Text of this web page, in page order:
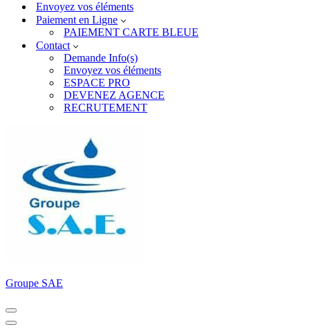
Envoyez vos éléments
Paiement en Ligne
PAIEMENT CARTE BLEUE
Contact
Demande Info(s)
Envoyez vos éléments
ESPACE PRO
DEVENEZ AGENCE
RECRUTEMENT
Groupe SAE
Menu
de
Menu